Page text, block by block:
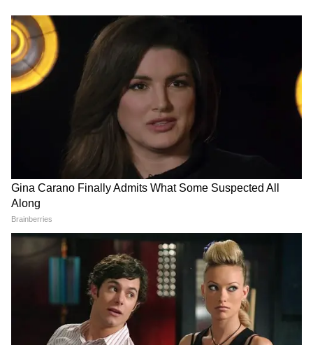
LATEST VIDEOS
Annapurna Bhandar Payment |
প্রতিমাসে কত তারিখে ঢুকবে অন্নপূর্ণার ৩
কীভাবে অন্নপূর্ণা ভাণ্ডার নিয়ে কারা ছড়াচ্ছে
বিভ্রান্তি? | Suvendu Adhikari on
Annapurna Yojana